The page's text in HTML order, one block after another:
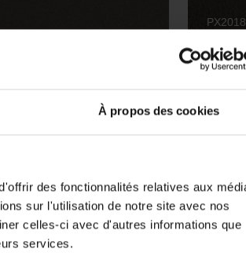
À propos des cookies
des fonctionnalités relatives aux
sur l'utilisation de notre site avec nos
celles-ci avec d'autres informations que
services.
PX2018
Anchor
PX2008